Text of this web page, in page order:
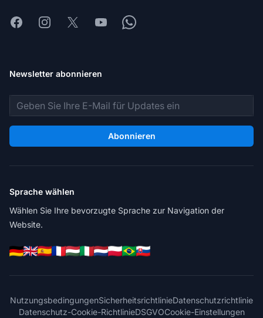
FacebookInstagram
X YoutubeWhatsapp
Newsletter abonnieren
E-Mail-Adresse
Abonnieren
Sprache wählen
Wählen Sie Ihre bevorzugte Sprache zur Navigation der
Website.
NutzungsbedingungenSicherheitsrichtlinieDatenschutzrichtlinie
Datenschutz-Cookie-RichtlinieDSGVOCookie-Einstellungen